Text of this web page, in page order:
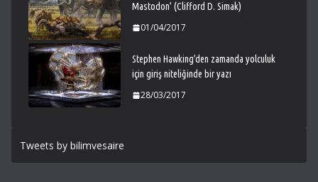
Mastodon’ (Clifford D. Simak)
01/04/2017
Stephen Hawking’den zamanda yolculuk
için giriş niteliğinde bir yazı
28/03/2017
Tweets by bilimvesaire